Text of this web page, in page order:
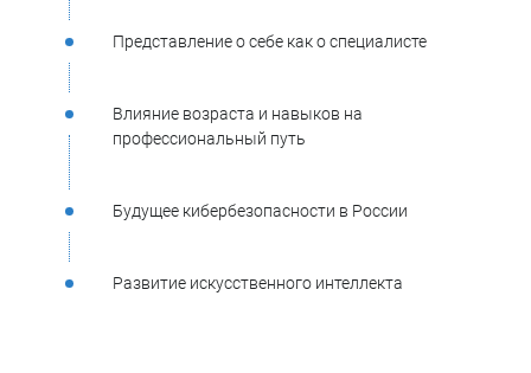
Представление о себе как о специалисте
Влияние возраста и навыков на
профессиональный путь
Будущее кибербезопасности в России
Развитие искусственного интеллекта